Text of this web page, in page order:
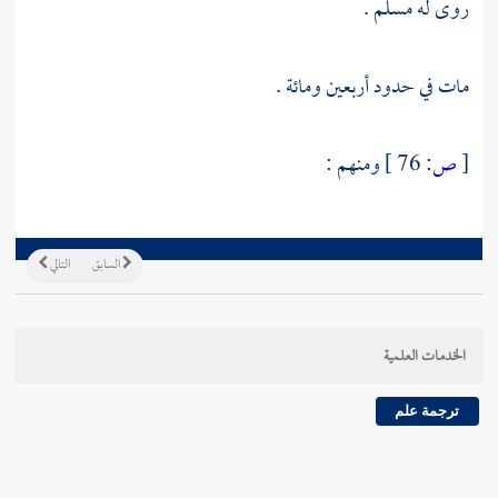
روى لهمسلم.
مات في حدود أربعين ومائة .
[ص: ومنهم :
التالي السابق
الخدمات العلمية
ترجمة علم